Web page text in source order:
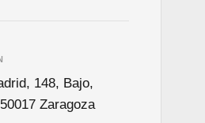
148, Bajo,
Zaragoza